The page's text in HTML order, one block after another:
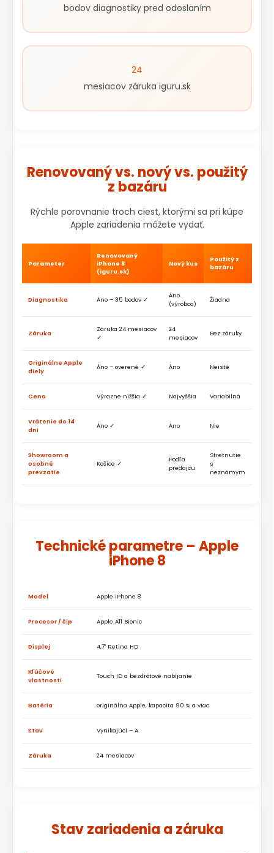
bodov diagnostiky pred odoslaním
24
mesiacov záruka iguru.sk
Renovovaný vs. nový vs. použitý
z bazáru
Rýchle porovnanie troch ciest, ktorými sa pri kúpe
Apple zariadenia môžete vydať.
Parameter
Renovovaný
iPhone 8
(iguru.sk)
Nový kus
Použitý z
bazáru
Diagnostika Áno – 35 bodov ✓
Áno
(výrobca)
Žiadna
Záruka
Záruka 24 mesiacov
✓
24
mesiacov
Bez záruky
Originálne Apple
diely
Áno – overené ✓ Áno Neisté
Cena Výrazne nižšia ✓ Najvyššia Variabilná
Vrátenie do 14
dní
Áno ✓ Áno Nie
Showroom a
osobné
prevzatie
Košice ✓
Podľa
predajcu
Stretnutie
s
neznámym
Technické parametre – Apple
iPhone 8
Model Apple iPhone 8
Procesor / čip Apple A11 Bionic
Displej 4,7" Retina HD
Kľúčové
vlastnosti
Touch ID a bezdrôtové nabíjanie
Batéria originálna Apple, kapacita 90 % a viac
Stav Vynikajúci – A
Záruka 24 mesiacov
Stav zariadenia a záruka